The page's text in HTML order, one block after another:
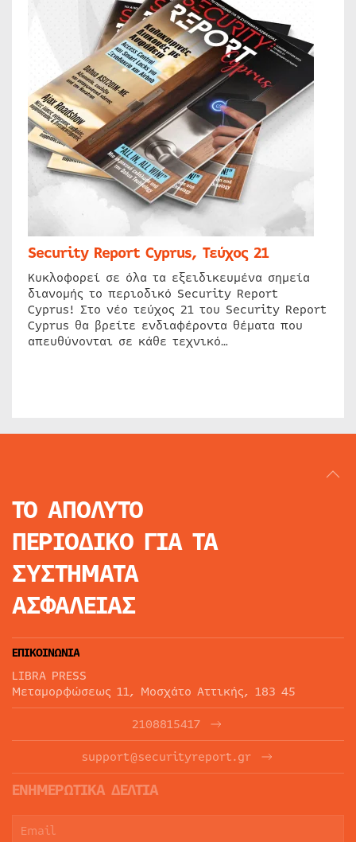
Security Report Cyprus, Τεύχος 21
Κυκλοφορεί σε όλα τα εξειδικευμένα σημεία
διανομής το περιοδικό Security Report
Cyprus! Στο νέο τεύχος 21 του Security Report
Cyprus θα βρείτε ενδιαφέροντα θέματα που
απευθύνονται σε κάθε τεχνικό…
ΤΟ ΑΠΟΛΥΤΟ
ΠΕΡΙΟΔΙΚΟ ΓΙΑ ΤΑ
ΣΥΣΤΗΜΑΤΑ
ΑΣΦΑΛΕΙΑΣ
ΕΠΙΚΟΙΝΩΝΙΑ
LIBRA PRESS
Μεταμορφώσεως 11, Μοσχάτο Αττικής, 183 45
2108815417
support@securityreport.gr
ΕΝΗΜΕΡΩΤΙΚΑ ΔΕΛΤΙΑ